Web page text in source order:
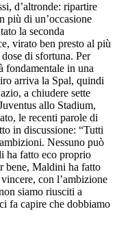
d’altronde: ripartire
più di un’occasione
la seconda
virato ben presto al più
di sfortuna. Per
fondamentale in una
arriva la Spal, quindi
a chiudere sette
allo Stadium,
le recenti parole di
in discussione: “Tutti
Nessuno può
ha fatto eco proprio
bene, Maldini ha fatto
con l’ambizione
siamo riusciti a
fa capire che dobbiamo